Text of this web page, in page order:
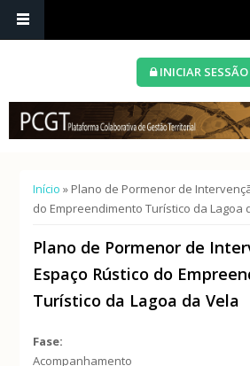
INICIAR SESSÃO
Está aqui
Início » Plano de Pormenor de
do Empreendimento Turístico da Lagoa
Plano de Pormenor de
Espaço Rústico do
Turístico da Lagoa da Vela
Fase:
Acompanhamento